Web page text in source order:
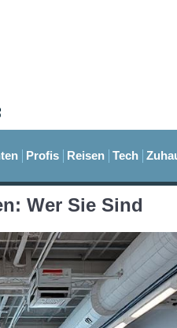
Profis Reisen Tech
Wer Sie Sind